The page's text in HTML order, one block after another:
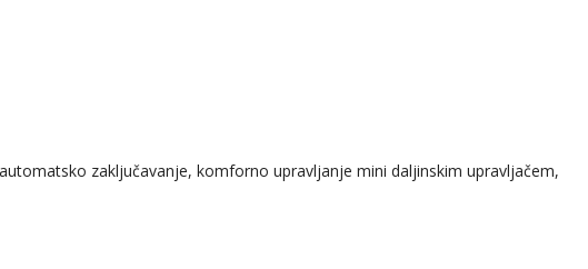
zaključavanje, komforno upravljanje mini daljinskim upravljačem,